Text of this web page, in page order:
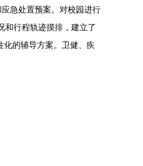
急处置预案。对校园进行
和行程轨迹摸排，建立了
化的辅导方案。卫健、疾